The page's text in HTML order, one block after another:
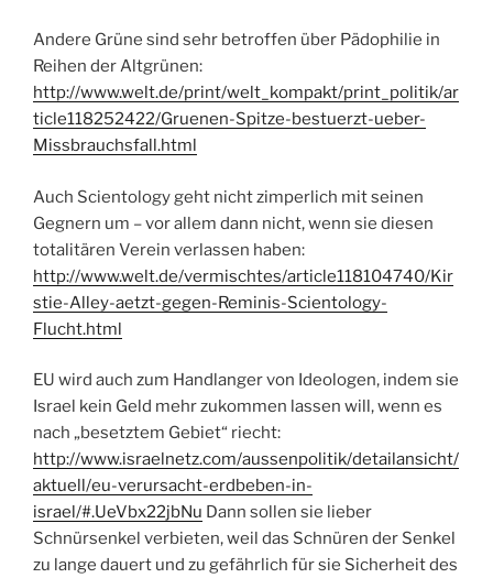
Andere Grüne sind sehr betroffen über Pädophilie in
Reihen der Altgrünen:
http://www.welt.de/print/welt_kompakt/print_politik/ar
ticle118252422/Gruenen-Spitze-bestuerzt-ueber-
Missbrauchsfall.html
Auch Scientology geht nicht zimperlich mit seinen
Gegnern um – vor allem dann nicht, wenn sie diesen
totalitären Verein verlassen haben:
http://www.welt.de/vermischtes/article118104740/Kir
stie-Alley-aetzt-gegen-Reminis-Scientology-
Flucht.html
EU wird auch zum Handlanger von Ideologen, indem sie
Israel kein Geld mehr zukommen lassen will, wenn es
nach „besetztem Gebiet“ riecht:
http://www.israelnetz.com/aussenpolitik/detailansicht/
aktuell/eu-verursacht-erdbeben-in-
israel/#.UeVbx22jbNu Dann sollen sie lieber
Schnürsenkel verbieten, weil das Schnüren der Senkel
zu lange dauert und zu gefährlich für sie Sicherheit des